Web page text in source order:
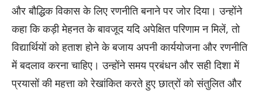
और बौद्धिक विकास के लिए रणनीति बनाने पर जोर दिया। उन्होंने
कहा कि कड़ी मेहनत के बावजूद यदि अपेक्षित परिणाम न मिलें, तो
विद्यार्थियों को हताश होने के बजाय अपनी कार्ययोजना और रणनीति
में बदलाव करना चाहिए। उन्होंने समय प्रबंधन और सही दिशा में
प्रयासों की महत्ता को रेखांकित करते हुए छात्रों को संतुलित और